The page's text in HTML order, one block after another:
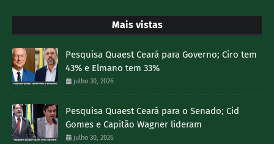
Mais vistas
Pesquisa Quaest Ceará para Governo; Ciro tem
43% e Elmano tem 33%
julho 30, 2026
Pesquisa Quaest Ceará para o Senado; Cid
Gomes e Capitão Wagner lideram
julho 30, 2026